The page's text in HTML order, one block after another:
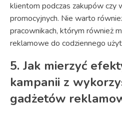
klientom podczas zakupów czy
promocyjnych. Nie warto
pracownikach, którym również
reklamowe do codziennego
5. Jak mierzyć
kampanii z
gadżetów